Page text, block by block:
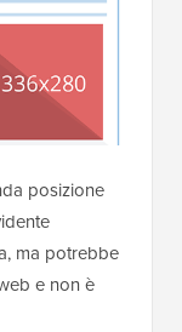
posizione
ma potrebbe
e non è